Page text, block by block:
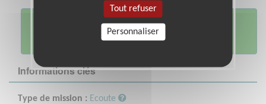
Je me porte
volontaire
Informations clés
Type de mission : Ecoute
Tout refuser
Personnaliser